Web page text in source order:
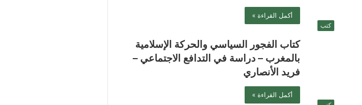
أكمل القراءة »
كتب
كتاب الفجور السياسي والحركة الإسلامية
بالمغرب – دراسة في التدافع الاجتماعي –
فريد الأنصاري
أكمل القراءة »